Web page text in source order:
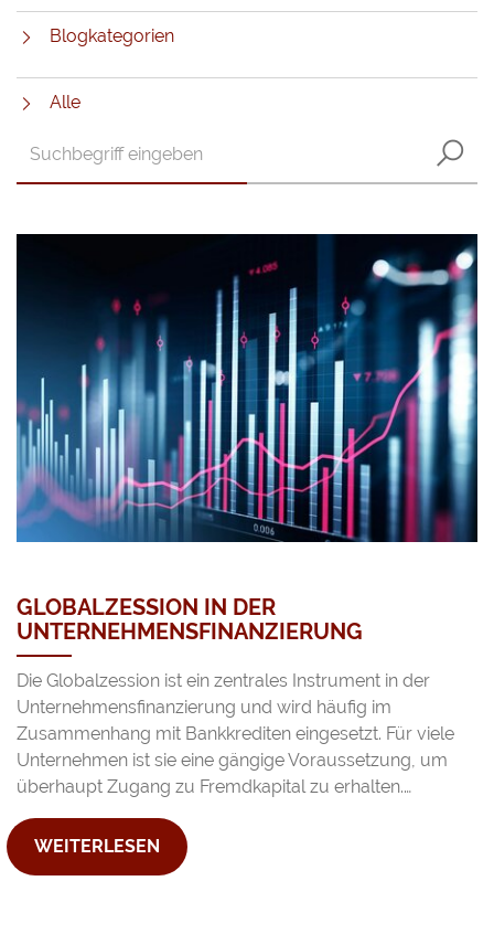
Blogkategorien
Alle
GLOBALZESSION IN DER
UNTERNEHMENSFINANZIERUNG
Die Globalzession ist ein zentrales Instrument in der
Unternehmensfinanzierung und wird häufig im
Zusammenhang mit Bankkrediten eingesetzt. Für viele
Unternehmen ist sie eine gängige Voraussetzung, um
überhaupt Zugang zu Fremdkapital zu erhalten.…
WEITERLESEN